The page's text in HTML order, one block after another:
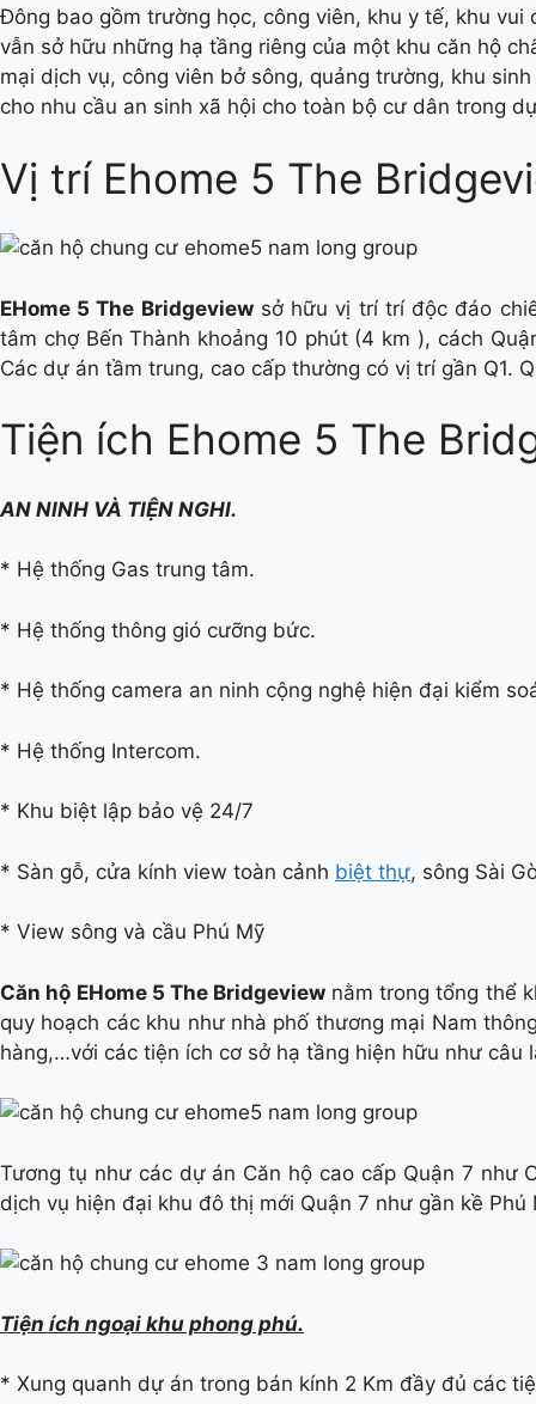
Đông bao gồm trường học, công viên, khu y tế, khu
vẫn sở hữu những hạ tầng riêng của một khu căn hộ
mại dịch vụ, công viên bở sông, quảng trường, khu
cho nhu cầu an sinh xã hội cho toàn bộ cư dân trong
Vị trí Ehome 5 The
EHome 5 The Bridgeviewsở hữu vị trí trí độc đáo
tâm chợ Bến Thành khoảng 10 phút (4 km ), cách
Các dự án tầm trung, cao cấp thường có vị trí gần Q1.
Tiện ích Ehome 5 The
AN NINH VÀ TIỆN NGHI.
* Hệ thống Gas trung tâm.
* Hệ thống thông gió cưỡng bức.
* Hệ thống camera an ninh cộng nghệ hiện đại kiểm
* Hệ thống Intercom.
* Khu biệt lập bảo vệ 24/7
* Sàn gỗ, cửa kính view toàn cảnh biệt thự, sông Sài
* View sông và cầu Phú Mỹ
Căn hộ EHome 5 The Bridgeview nằm trong tổng thể
quy hoạch các khu như nhà phố thương mại Nam
hàng,…với các tiện ích cơ sở hạ tầng hiện hữu như
Tương tụ như các dự án Căn hộ cao cấp Quận 7 như
dịch vụ hiện đại khu đô thị mới Quận 7 như gần kề
Tiện ích ngoại khu phong phú.
* Xung quanh dự án trong bán kính 2 Km đầy đủ các